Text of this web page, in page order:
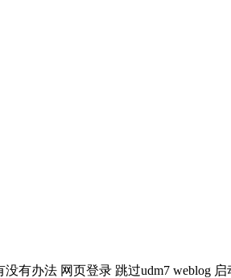
有办法 网页登录 跳过udm7 weblog 启